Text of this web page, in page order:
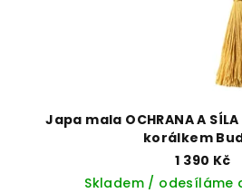
Japa mala OCHRANA A
korálkem
1 390 Kč
Skladem / odesíláme